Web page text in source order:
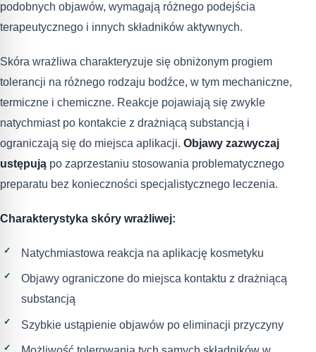
podobnych objawów, wymagają różnego podejścia
terapeutycznego i innych składników aktywnych.
Skóra wrażliwa charakteryzuje się obniżonym progiem
tolerancji na różnego rodzaju bodźce, w tym mechaniczne,
termiczne i chemiczne. Reakcje pojawiają się zwykle
natychmiast po kontakcie z drażniącą substancją i
ograniczają się do miejsca aplikacji. Objawy zazwyczaj
ustępują po zaprzestaniu stosowania problematycznego
preparatu bez konieczności specjalistycznego leczenia.
Charakterystyka skóry wrażliwej:
Natychmiastowa reakcja na aplikację kosmetyku
Objawy ograniczone do miejsca kontaktu z drażniącą
substancją
Szybkie ustąpienie objawów po eliminacji przyczyny